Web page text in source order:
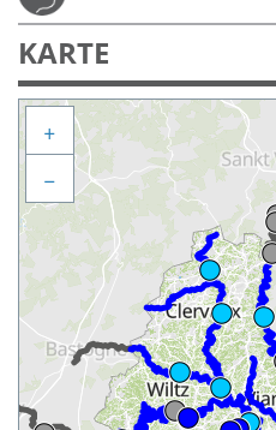
KARTE
+
−